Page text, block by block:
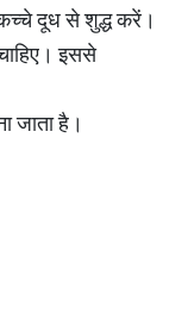
दूध से शुद्ध करें।
इससे
जाता है।